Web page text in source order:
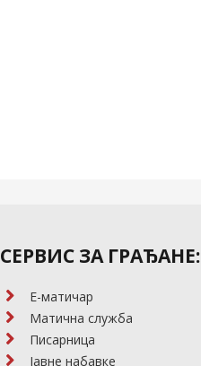
СЕРВИС ЗА ГРАЂАНЕ:
E-матичар
Матична служба
Писарница
Јавне набавке